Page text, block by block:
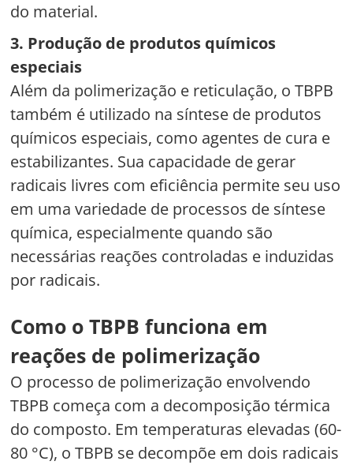
do material.
3. Produção de produtos químicos
especiais
Além da polimerização e reticulação, o TBPB
também é utilizado na síntese de produtos
químicos especiais, como agentes de cura e
estabilizantes. Sua capacidade de gerar
radicais livres com eficiência permite seu uso
em uma variedade de processos de síntese
química, especialmente quando são
necessárias reações controladas e induzidas
por radicais.
Como o TBPB funciona em
reações de polimerização
O processo de polimerização envolvendo
TBPB começa com a decomposição térmica
do composto. Em temperaturas elevadas (60-
80 °C), o TBPB se decompõe em dois radicais